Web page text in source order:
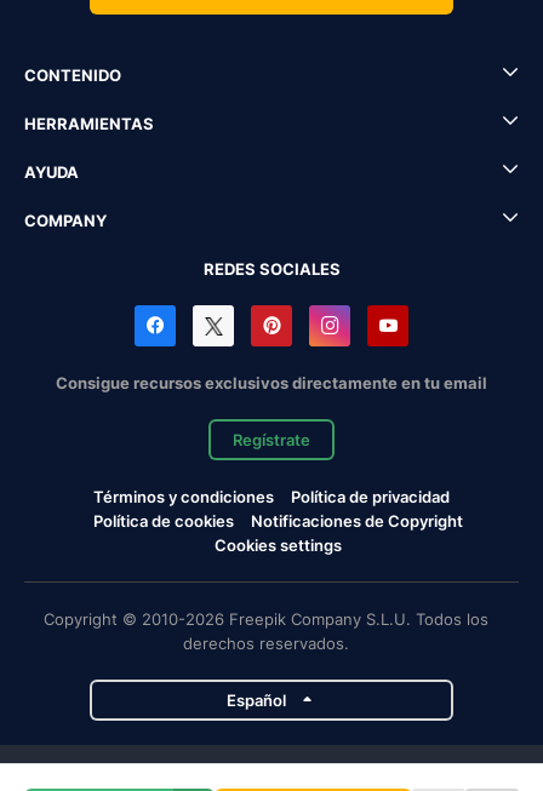
CONTENIDO
HERRAMIENTAS
AYUDA
COMPANY
REDES SOCIALES
Consigue recursos exclusivos directamente en tu email
Regístrate
Términos y condiciones
Política de privacidad
Política de cookies
Notificaciones de Copyright
Cookies settings
Copyright © 2010-2026 Freepik Company S.L.U. Todos los
derechos reservados.
Español